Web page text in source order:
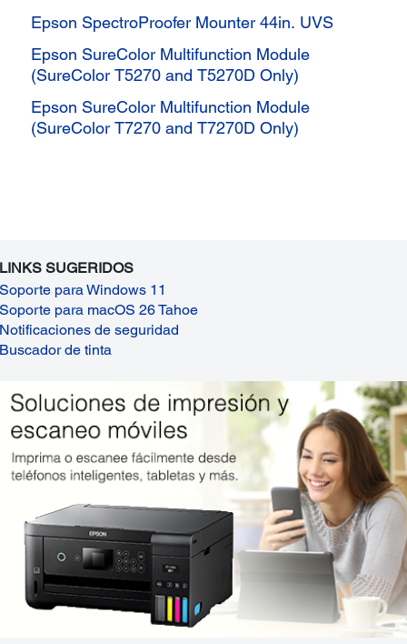
Epson SpectroProofer Mounter 44in. UVS
Epson SureColor Multifunction Module
(SureColor T5270 and T5270D Only)
Epson SureColor Multifunction Module
(SureColor T7270 and T7270D Only)
LINKS SUGERIDOS
Soporte para Windows 11
Soporte para macOS 26 Tahoe
Notificaciones de seguridad
Buscador de tinta